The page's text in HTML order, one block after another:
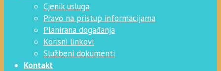
Cjenik usluga
Pravo na pristup informacijama
Planirana događanja
Korisni linkovi
Službeni dokumenti
Kontakt